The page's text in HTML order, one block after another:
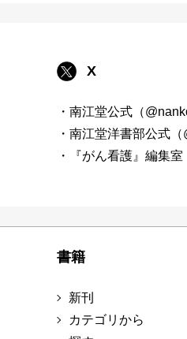
X
・南江堂公式（
・南江堂洋書部公式（
・『がん看護』編集室
書籍
新刊
カテゴリから